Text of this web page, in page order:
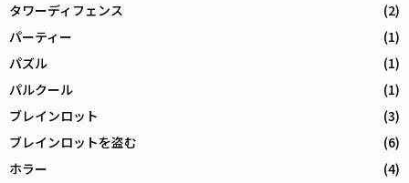
タワーディフェンス
(2)
パーティー
(1)
パズル
(1)
パルクール
(1)
ブレインロット
(3)
ブレインロットを盗む
(6)
ホラー
(4)